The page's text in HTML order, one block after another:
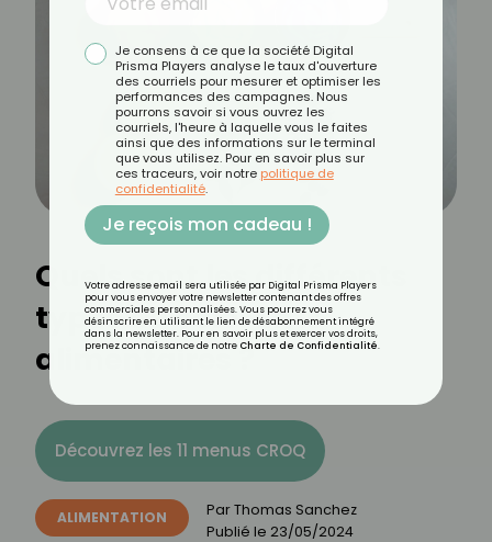
Quels sont les différents
types de colorants
alimentaires ?
Découvrez les 11 menus CROQ
ALIMENTATION ParThomas Sanchez
Publié le 23/05/2024
Je consens à ce que la société Digital
Prisma Players analyse le taux d'ouverture
des courriels pour mesurer et optimiser les
performances des campagnes. Nous
pourrons savoir si vous ouvrez les
courriels, l'heure à laquelle vous le faites
ainsi que des informations sur le terminal
que vous utilisez. Pour en savoir plus sur
ces traceurs, voir notre politique de
confidentialité.
Je reçois mon cadeau !
Votre adresse email sera utilisée par Digital Prisma Players
pour vous envoyer votre newsletter contenant des offres
commerciales personnalisées. Vous pourrez vous
désinscrire en utilisant le lien de désabonnement intégré
dans la newsletter. Pour en savoir plus et exercer vos droits,
prenez connaissance de notre Charte de Confidentialité.